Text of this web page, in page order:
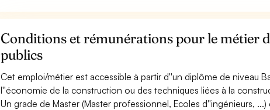
Conditions et rémunérations pour le métier
publics
Cet emploi/métier est accessible à partir d''un diplôme de niveau
l''économie de la construction ou des techniques liées à la
Un grade de Master (Master professionnel, Ecoles d''ingénieurs,